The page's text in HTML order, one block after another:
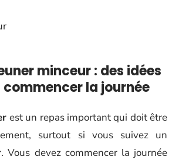
minceur : des idées
commencer la journée
est un repas important qui doit être
surtout si vous suivez un
. Vous devez commencer la journée